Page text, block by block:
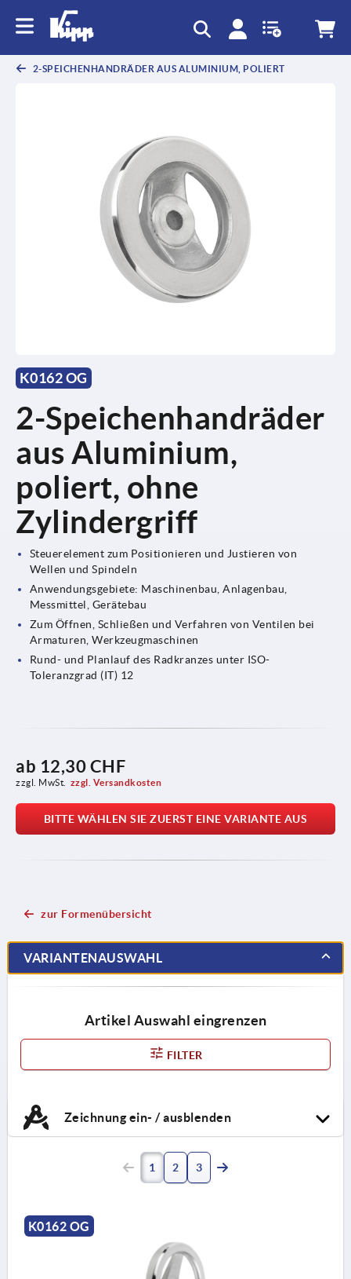
2-SPEICHENHANDRÄDER AUS ALUMINIUM, POLIERT
K0162 OG
2-Speichenhandräder
aus Aluminium,
poliert, ohne
Zylindergriff
Steuerelement zum Positionieren und Justieren von
Wellen und Spindeln
Anwendungsgebiete: Maschinenbau, Anlagenbau,
Messmittel, Gerätebau
Zum Öffnen, Schließen und Verfahren von Ventilen bei
Armaturen, Werkzeugmaschinen
Rund- und Planlauf des Radkranzes unter ISO-
Toleranzgrad (IT) 12
ab 12,30 CHF
zzgl. MwSt. zzgl. Versandkosten
BITTE WÄHLEN SIE ZUERST EINE VARIANTE AUS
zur Formenübersicht
VARIANTENAUSWAHL
Artikel Auswahl eingrenzen
FILTER
Zeichnung ein- / ausblenden
1 2 3
K0162 OG